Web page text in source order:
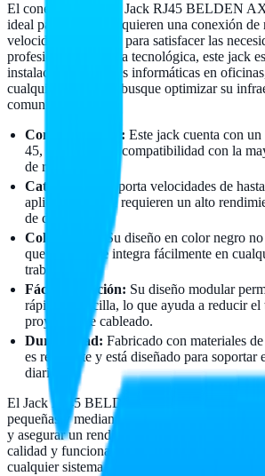
El conector modular Jack RJ45 BELDEN
ideal para quienes requieren una conexión
velocidad. Diseñado para satisfacer las
profesionales del área tecnológica, este jack es
instalaciones de redes informáticas en
cualquier pyme que busque optimizar su
comunicación.
Conector RJ-45: Este jack cuenta con
45, garantizando compatibilidad con la
de red.
Categoría 6:
Soporta velocidades de
aplicaciones que requieren un alto
de datos.
Color negro:
Su diseño en color negro
que también se integra fácilmente en
trabajo.
Fácil instalación: Su diseño modular
rápida y sencilla, lo que ayuda a reducir el
proyectos de cableado.
Durabilidad: Fabricado con materiales
es resistente y está diseñado para soportar
diario.
El Jack RJ45 BELDEN AX101321 es una
pequeñas y medianas empresas que buscan
y asegurar un rendimiento óptimo en sus
calidad y funcionalidad lo convierte en un
cualquier sistema de comunicación.